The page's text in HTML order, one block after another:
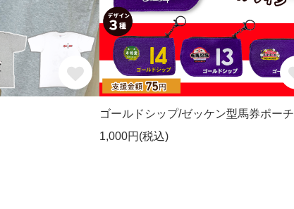
ゴールドシップ/ゼッケン型馬券ポーチ
1,000円(税込)